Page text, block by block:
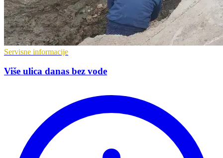
Servisne informacije
Više ulica danas bez vode